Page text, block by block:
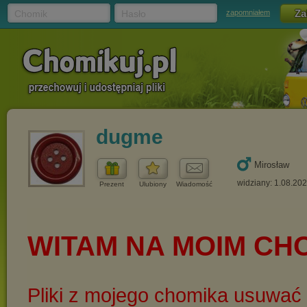
zapomniałem
dugme
Prezent Ulubiony Wiadomość
Mirosław
widziany: